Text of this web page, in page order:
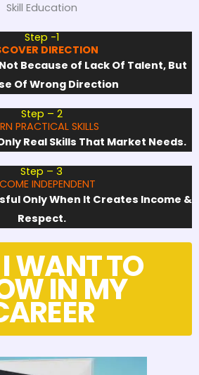
Skill Education
Step -1
DIRECTION
Because of Lack Of Talent, But
Of Wrong Direction
Step – 2
PRACTICAL SKILLS
Real Skills That Market Needs.
Step – 3
INDEPENDENT
Only When It Creates Income &
Respect.
WANT TO
IN MY